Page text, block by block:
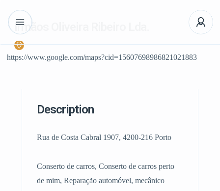
Irmãos Oliveira Ribeiro Lda.
https://www.google.com/maps?cid=15607698986821021883
Description
Rua de Costa Cabral 1907, 4200-216 Porto
Conserto de carros, Conserto de carros perto
de mim, Reparação automóvel, mecânico